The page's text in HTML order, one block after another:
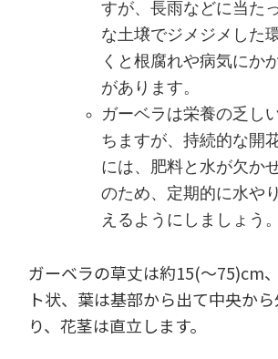
すが、長雨などに当た
な土壌でジメジメした
くと根腐れや病気にか
があります。
ガーベラは栄養の乏し
ちますが、持続的な開
には、肥料と水が欠か
のため、定期的に水や
えるようにしましょう。
ガーベラの草丈は約15(～75)cm
ト状、葉は基部から出て中央か
り、花茎は直立します。